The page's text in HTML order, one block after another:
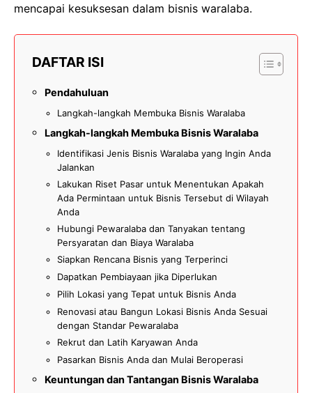
mencapai kesuksesan dalam bisnis waralaba.
DAFTAR ISI
Pendahuluan
Langkah-langkah Membuka Bisnis Waralaba
Langkah-langkah Membuka Bisnis Waralaba
Identifikasi Jenis Bisnis Waralaba yang Ingin Anda
Jalankan
Lakukan Riset Pasar untuk Menentukan Apakah
Ada Permintaan untuk Bisnis Tersebut di Wilayah
Anda
Hubungi Pewaralaba dan Tanyakan tentang
Persyaratan dan Biaya Waralaba
Siapkan Rencana Bisnis yang Terperinci
Dapatkan Pembiayaan jika Diperlukan
Pilih Lokasi yang Tepat untuk Bisnis Anda
Renovasi atau Bangun Lokasi Bisnis Anda Sesuai
dengan Standar Pewaralaba
Rekrut dan Latih Karyawan Anda
Pasarkan Bisnis Anda dan Mulai Beroperasi
Keuntungan dan Tantangan Bisnis Waralaba